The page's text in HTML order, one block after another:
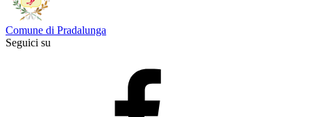
Comune di Pradalunga
Seguici su